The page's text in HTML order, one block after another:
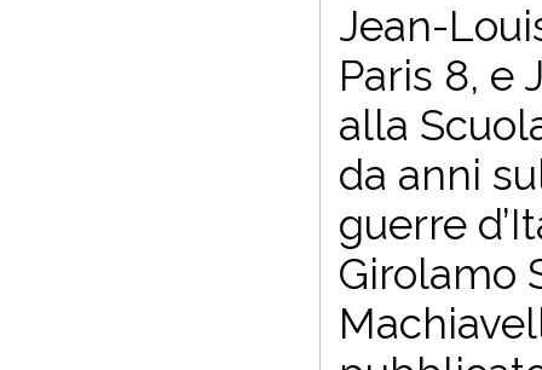
Jean-
Paris 8, e
alla
da anni
guerre
Girolamo